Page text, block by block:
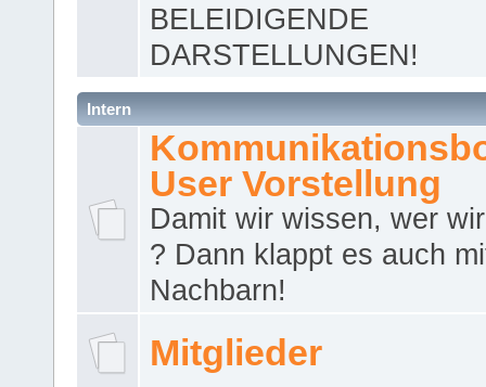
BELEIDIGENDE
DARSTELLUNGEN!
Intern
User Vorstellung
Damit wir wissen, wer
? Dann klappt es auch
Nachbarn!
Mitglieder